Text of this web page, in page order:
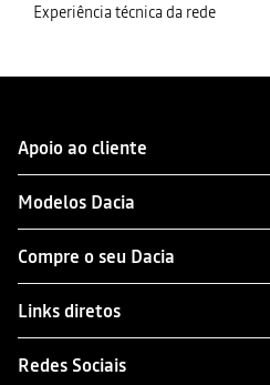
Experiência técnica da rede
Apoio ao cliente
Modelos Dacia
Compre o seu Dacia
Links diretos
Redes Sociais